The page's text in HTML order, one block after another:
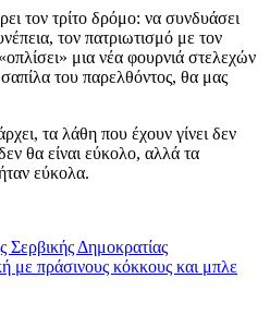
τον τρίτο δρόμο: να συνδυάσει
τον πατριωτισμό με τον
μια νέα φουρνιά στελεχών
του παρελθόντος, θα μας
τα λάθη που έχουν γίνει δεν
θα είναι εύκολο, αλλά τα
εύκολα.
Σερβικής Δημοκρατίας
με πράσινους κόκκους και μπλε